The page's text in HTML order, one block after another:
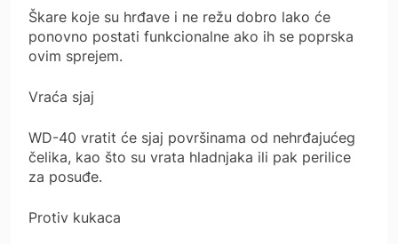
Škare koje su hrđave i ne režu dobro lako će
ponovno postati funkcionalne ako ih se poprska
ovim sprejem.
Vraća sjaj
WD-40 vratit će sjaj površinama od nehrđajućeg
čelika, kao što su vrata hladnjaka ili pak perilice
za posuđe.
Protiv kukaca